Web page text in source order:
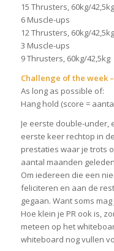
15 Thrusters, 60kg/42,5kg
6 Muscle-ups
12 Thrusters, 60kg/42,5kg
3 Muscle-ups
9 Thrusters, 60kg/42,5kg
Challenge of the week
As long as possible of:
Hang hold (score =
Je eerste double-under,
eerste keer rechtop in
prestaties waar je trots
aantal maanden
Om iedereen die een
feliciteren en aan de
gegaan. Want soms
Hoe klein je PR ook is,
meteen op het
whiteboard nog vullen